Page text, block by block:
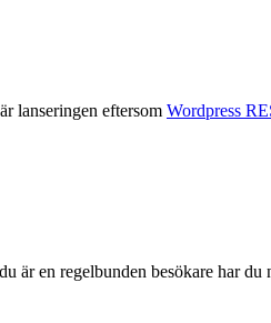
lanseringen eftersom Wordpress
är en regelbunden besökare har